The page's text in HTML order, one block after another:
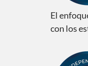
El
con los